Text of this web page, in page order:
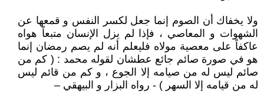
ولا يخفاك أن الصوم إنما جعل لكسر النفس و قمعها عن
الشهوات و المعاصي ، فإذا لم يزل الإنسان متبعاً هواه
عاكفاً على معصية مولاه فليعلم أنه لم يصم رمضان إنما
هو في صورة صائم جائع عطشان لقوله محمد : ( كم من
صائم ليس له من صيامه إلا الجوع ، و كم من قائم ليس
له من قيامه إلا السهر ) - رواه البزار و البيهقي –